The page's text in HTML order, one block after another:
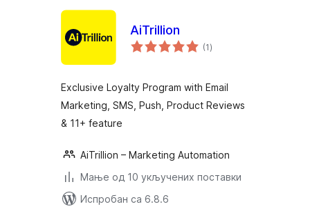
AiTrillion
(1укупних
оцена
)
Exclusive Loyalty Program with Email
Marketing, SMS, Push, Product Reviews
& 11+ feature
AiTrillion – Marketing Automation
Мање од 10 укључених поставки
Испробан са 6.8.6